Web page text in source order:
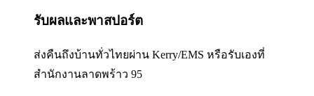
รับผลและพาสปอร์ต
ส่งคืนถึงบ้านทั่วไทยผ่าน Kerry/EMS หรือรับเองที่
สำนักงานลาดพร้าว 95